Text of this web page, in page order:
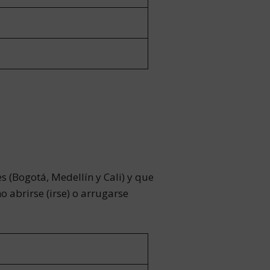
(Bogotá, Medellín y Cali) y que
abrirse (irse) o arrugarse